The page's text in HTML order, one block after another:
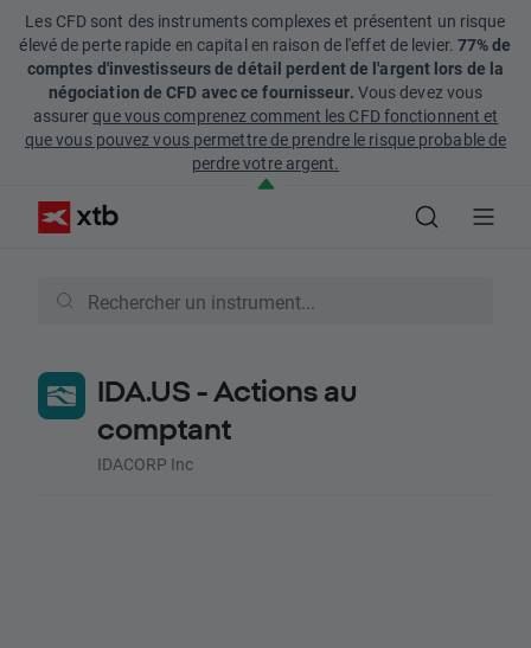
Les CFD sont des instruments complexes et présentent un risque
élevé de perte rapide en capital en raison de l'effet de levier. 77% de
comptes d'investisseurs de détail perdent de l'argent lors de la
négociation de CFD avec ce fournisseur. Vous devez vous
assurerque vous comprenez comment les CFD fonctionnent et
que vous pouvez vous permettre de prendre le risque probable de
perdre votre argent.
IDA.US - Actions au
comptant
IDACORP Inc